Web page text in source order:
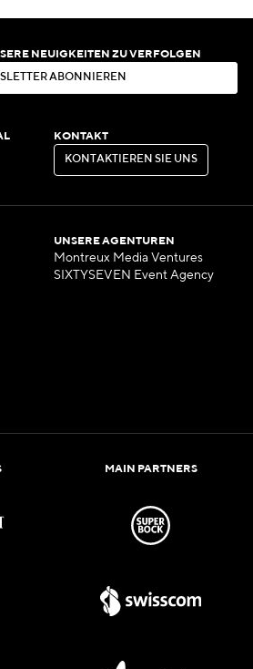
NEUIGKEITEN ZU VERFOLGEN
SLET ERABON N EREN
KONTAKT
KON AKT EREN SI E UN S
KONTAKTIERENSIEUNS
UNSERE AGENTUREN
Montreux Media Ventures
SIXTYSEVEN Event Agency
MAIN PARTNERS